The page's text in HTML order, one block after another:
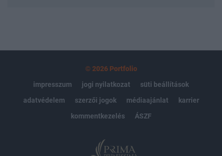
© 2026 Portfolio
impresszum
jogi nyilatkozat
süti beállítások
adatvédelem
szerzői jogok médiaajánlat
karrier
kommentkezelés
ÁSZF